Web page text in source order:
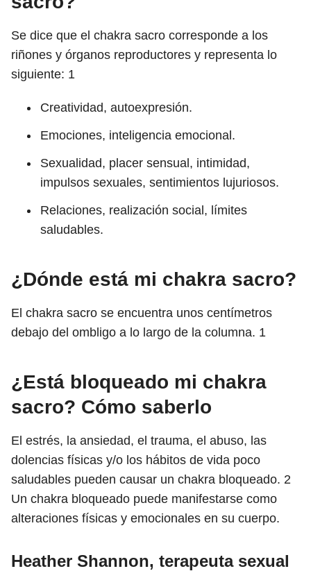
Se dice que el chakra sacro corresponde a los
riñones y órganos reproductores y representa lo
siguiente: 1
Creatividad, autoexpresión.
Emociones, inteligencia emocional.
Sexualidad, placer sensual, intimidad,
impulsos sexuales, sentimientos lujuriosos.
Relaciones, realización social, límites
saludables.
¿Dónde está mi chakra sacro?
El chakra sacro se encuentra unos centímetros
debajo del ombligo a lo largo de la columna. 1
¿Está bloqueado mi chakra
sacro? Cómo saberlo
El estrés, la ansiedad, el trauma, el abuso, las
dolencias físicas y/o los hábitos de vida poco
saludables pueden causar un chakra bloqueado. 2
Un chakra bloqueado puede manifestarse como
alteraciones físicas y emocionales en su cuerpo.
Heather Shannon, terapeuta sexual